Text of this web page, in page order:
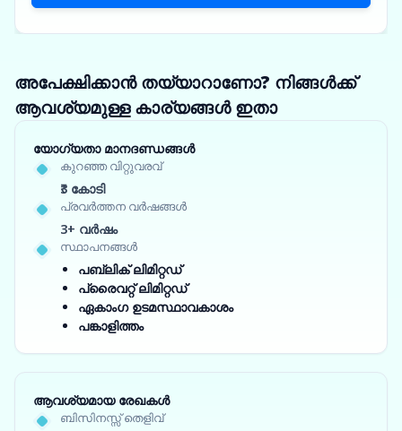
അപേക്ഷിക്കാൻ തയ്യാറാണോ? നിങ്ങൾക്ക്
ആവശ്യമുള്ള കാര്യങ്ങൾ ഇതാ
യോഗ്യതാ മാനദണ്ഡങ്ങൾ
കുറഞ്ഞ വിറ്റുവരവ്
₹3 കോടി
പ്രവർത്തന വർഷങ്ങൾ
3+ വർഷം
സ്ഥാപനങ്ങൾ
പബ്ലിക് ലിമിറ്റഡ്
പ്രൈവറ്റ് ലിമിറ്റഡ്
ഏകാംഗ ഉടമസ്ഥാവകാശം
പങ്കാളിത്തം
ആവശ്യമായ രേഖകൾ
ബിസിനസ്സ് തെളിവ്